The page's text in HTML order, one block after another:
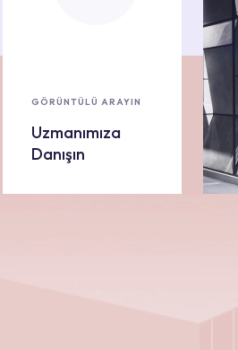
GÖRÜNTÜLÜ ARAYIN
Uzmanımıza
Danışın